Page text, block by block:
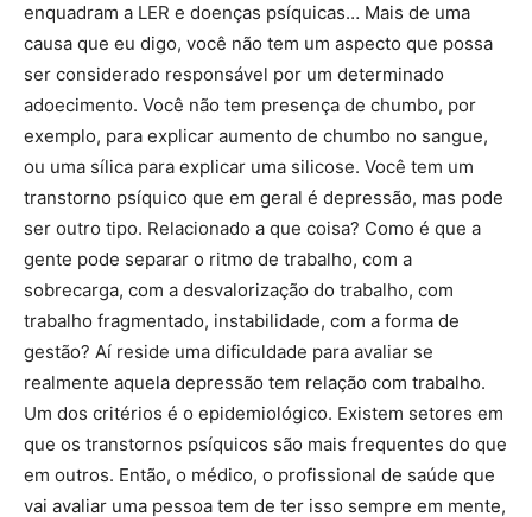
enquadram a LER e doenças psíquicas… Mais de uma
causa que eu digo, você não tem um aspecto que possa
ser considerado responsável por um determinado
adoecimento. Você não tem presença de chumbo, por
exemplo, para explicar aumento de chumbo no sangue,
ou uma sílica para explicar uma silicose. Você tem um
transtorno psíquico que em geral é depressão, mas pode
ser outro tipo. Relacionado a que coisa? Como é que a
gente pode separar o ritmo de trabalho, com a
sobrecarga, com a desvalorização do trabalho, com
trabalho fragmentado, instabilidade, com a forma de
gestão? Aí reside uma dificuldade para avaliar se
realmente aquela depressão tem relação com trabalho.
Um dos critérios é o epidemiológico. Existem setores em
que os transtornos psíquicos são mais frequentes do que
em outros. Então, o médico, o profissional de saúde que
vai avaliar uma pessoa tem de ter isso sempre em mente,